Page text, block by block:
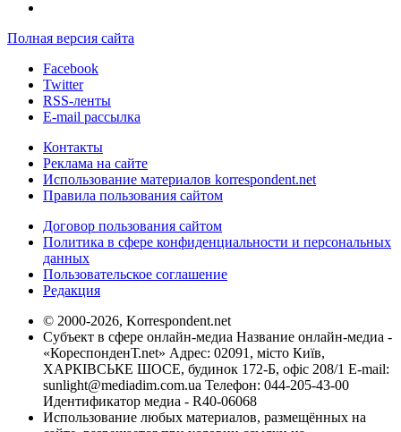
Полная версия сайта
Facebook
Twitter
RSS-ленты
E-mail рассылка
Контакты
Реклама на сайте
Использование материалов korrespondent.net
Правила пользования сайтом
Договор пользования сайтом
Политика в сфере конфиденциальности и персональных
данных
Пользовательское соглашение
Редакция
© 2000-2026, Korrespondent.net
Субъект в сфере онлайн-медиа Название онлайн-медиа -
«КореспонденТ.net» Адрес: 02091, місто Київ,
ХАРКІВСЬКЕ ШОСЕ, будинок 172-Б, офіс 208/1 E-mail:
sunlight@mediadim.com.ua Телефон: 044-205-43-00
Идентификатор медиа - R40-06068
Использование любых материалов, размещённых на